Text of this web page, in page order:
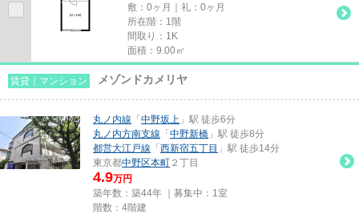
敷：0ヶ月｜礼：0ヶ月
所在階：1階
間取り：1K
面積：9.00㎡
賃貸｜マンション メゾンドカメリヤ
丸ノ内線 「 中野坂上 」駅 徒歩6分
丸ノ内方南支線 「 中野新橋 」駅 徒歩8分
都営大江戸線 「 西新宿五丁目 」駅 徒歩14分
東京都中野区本町 ２丁目
4.9万円
築年数：築44年 ｜募集中： 1室
階数：4階建